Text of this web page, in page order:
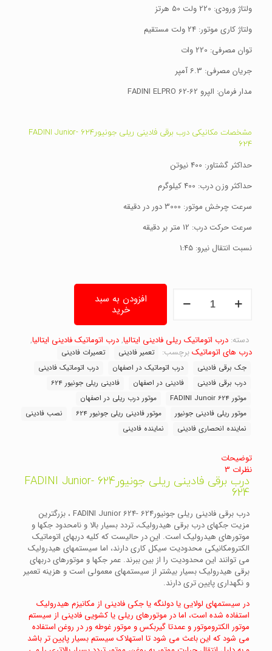
ولتاژ ورودی: 220 ولت 50 هرتز
ولتاژ کاری موتور: 24 ولت مستقیم
توان مصرفی: 220 وات
جریان مصرفی: 6.3 آمپر
مدار فرمان: الپرو 62-FADINI ELPRO 62
مشخصات مکانیکی درب برقی فادینی ریلی جونیور624 -FADINI Junior
624
حداکثر گشتاور: 400 نیوتن
حداکثر وزن درب: 400 کیلوگرم
سرعت چرخش موتور: 3000 دور در دقیقه
سرعت حرکت درب: 12 متر بر دقیقه
نسبت انتقال نیرو: 1:45
برقی
جونیور624
-
FADINI
Junior
624
عدد
افزودن به سبد
خرید
دسته: درب اتوماتیک ریلی فادینی ایتالیا,درب اتوماتیک فادینی ایتالیا,
درب های اتوماتیکبرچسب: تعمیر فادینی
تعمیرات فادینی
جک برقی فادینی
درب اتوماتیک در اصفهان
درب اتوماتیک فادینی
درب برقی فادینی
فادینی در اصفهان
فادینی ریلی جونیور 624
موتور FADINI Junoir 624
موتور درب ریلی در اصفهان
موتور ریلی فادینی جونیور
موتور فادینی ریلی جونیور 624
نصب فادینی
نماینده انحصاری فادینی
نماینده فادینی
توضیحات
نظرات 3
درب برقی فادینی ریلی جونیور624 -FADINI Junior
624
درب برقی فادینی ریلی جونیور624 -FADINI Junior 624 ، بزرگترین
مزیت جکهای درب برقی هیدرولیک، تردد بسیار بالا و نامحدود جکها و
موتورهای هیدرولیک است. این در حالیست که کلیه دربهای اتوماتیک
الکترومکانیکی محدودیت سیکل کاری دارند، اما سیستمهای هیدرولیک
می توانند این محدودیت را از بین ببرند. عمر جکها و موتورهای دربهای
برقی هیدرولیک بسیار بیشتر از سیستمهای معمولی است و هزینه تعمیر
و نگهداری پایین تری دارند.
در سیستمهای لولایی یا دولنگه یا جکی فادینی از مکانیزم هیدرولیک
استفاده شده است، اما در موتورهای ریلی یا کشویی فادینی از سیستم
موتور الکتروموتور و عمدتا گیربکس و موتور غوطه ور در روغن استفاده
می شود که این باعث می شود تا استهلاک سیستم بسیار پایین تر باشد